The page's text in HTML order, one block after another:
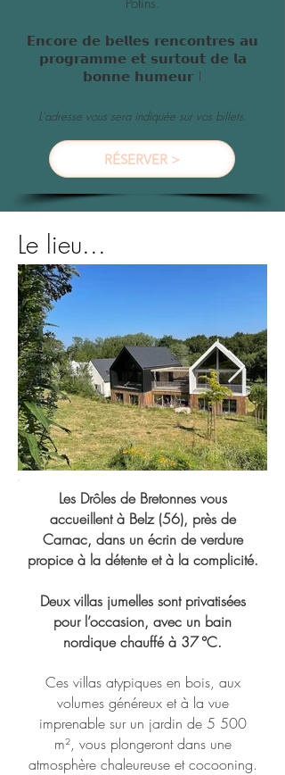
Potins.
𝗘𝗻𝗰𝗼𝗿𝗲 𝗱𝗲 𝗯𝗲𝗹𝗹𝗲𝘀 𝗿𝗲𝗻𝗰𝗼𝗻𝘁𝗿𝗲𝘀 𝗮𝘂
𝗽𝗿𝗼𝗴𝗿𝗮𝗺𝗺𝗲 𝗲𝘁 𝘀𝘂𝗿𝘁𝗼𝘂𝘁 𝗱𝗲 𝗹𝗮
𝗯𝗼𝗻𝗻𝗲 𝗵𝘂𝗺𝗲𝘂𝗿 !
L'adresse vous sera indiquée sur vos billets.
RÉSERVER >
Le lieu...
Les Drôles de Bretonnes vous
accueillent à Belz (56), près de
Carnac, dans un écrin de verdure
propice à la détente et à la complicité.
Deux villas jumelles sont privatisées
pour l’occasion, avec un bain
nordique chauffé à 37 °C.
Ces villas atypiques en bois, aux
volumes généreux et à la vue
imprenable sur un jardin de 5 500
m², vous plongeront dans une
atmosphère chaleureuse et cocooning.